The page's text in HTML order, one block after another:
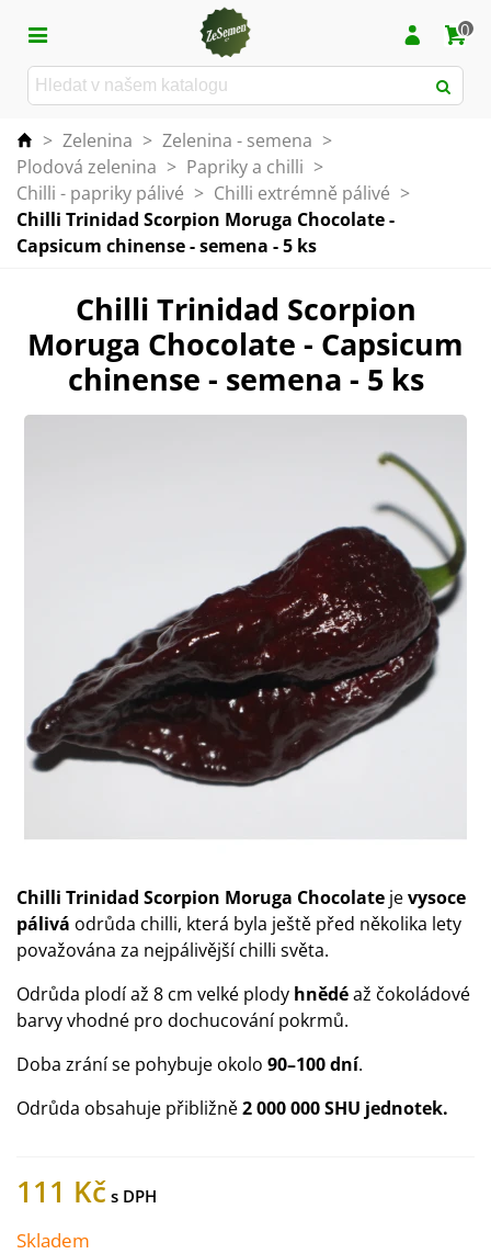
0
> Zelenina > Zelenina - semena >
Plodová zelenina > Papriky a chilli >
Chilli - papriky pálivé > Chilli extrémně pálivé >
Chilli Trinidad Scorpion Moruga Chocolate -
Capsicum chinense - semena - 5 ks
Chilli Trinidad Scorpion
Moruga Chocolate - Capsicum
chinense - semena - 5 ks
Chilli Trinidad Scorpion Moruga Chocolate jevysoce
pálivá odrůda chilli, která byla ještě před několika lety
považována za nejpálivější chilli světa.
Odrůda plodí až 8 cm velké plody hnědéaž čokoládové
barvy vhodné pro dochucování pokrmů.
Doba zrání se pohybuje okolo 90–100 dní.
Odrůda obsahuje přibližně2 000 000 SHU jednotek.
111 Kč
Skladem